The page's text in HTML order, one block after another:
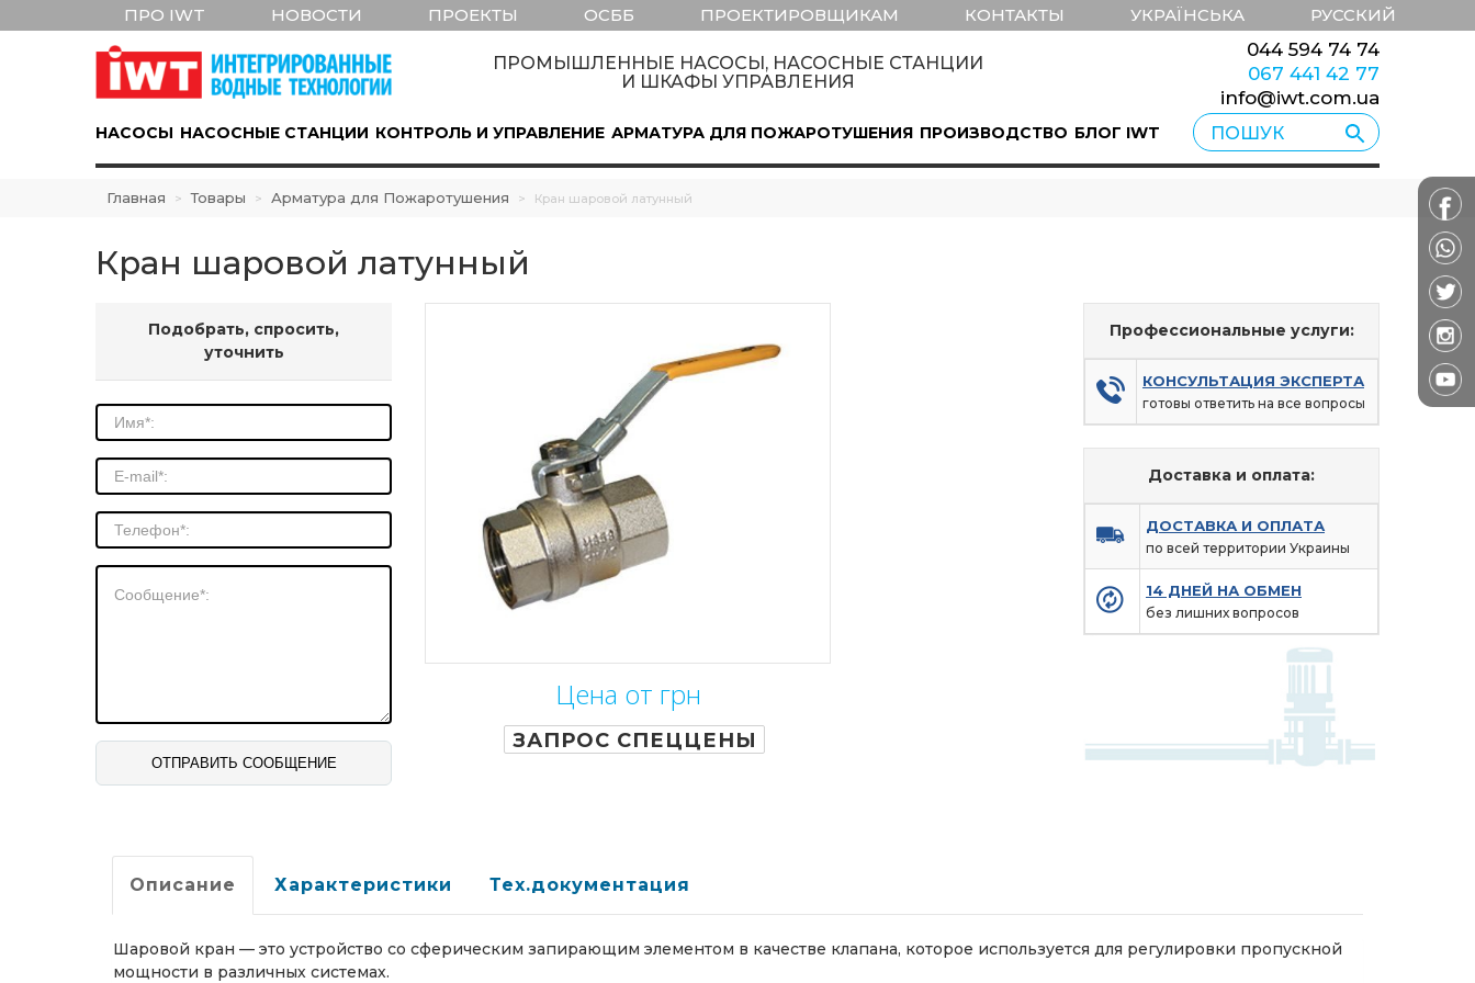
ПРО IWT НОВОСТИ ПРОЕКТЫ ОСББ ПРОЕКТИРОВЩИКАМ КОНТАКТЫ УКРАЇНСЬКА РУССКИЙ
ПРОМЫШЛЕННЫЕ НАСОСЫ, НАСОСНЫЕ СТАНЦИИ
И ШКАФЫ УПРАВЛЕНИЯ
044 594 74 74
067 441 42 77
info@iwt.com.ua
НАСОСЫ НАСОСНЫЕ СТАНЦИИ КОНТРОЛЬ И УПРАВЛЕНИЕ АРМАТУРА ДЛЯ ПОЖАРОТУШЕНИЯ ПРОИЗВОДСТВО БЛОГ IWT
Главная > Товары > Арматура для Пожаротушения > Кран шаровой латунный
Кран шаровой латунный
Подобрать, спросить,
уточнить
Цена от грн
ЗАПРОС СПЕЦЦЕНЫ
Профессиональные услуги:
КОНСУЛЬТАЦИЯ ЭКСПЕРТА
готовы ответить на все вопросы
Доставка и оплата:
ДОСТАВКА И ОПЛАТА
по всей территории Украины
14 ДНЕЙ НА ОБМЕН
без лишних вопросов
Описание Характеристики Тех.документация
Шаровой кран — это устройство со сферическим запирающим элементом в качестве клапана, которое используется для регулировки пропускной
мощности в различных системах.